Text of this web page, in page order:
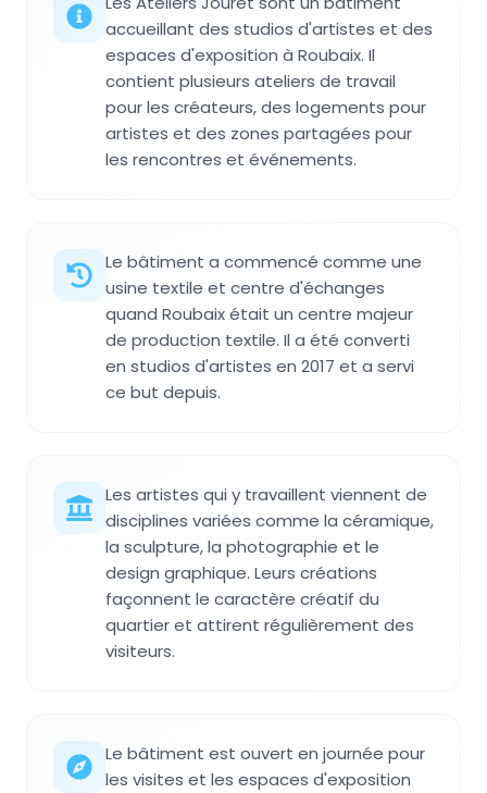
accueillant des studios d'artistes et des
espaces d'exposition à Roubaix. Il
contient plusieurs ateliers de travail
pour les créateurs, des logements pour
artistes et des zones partagées pour
les rencontres et événements.
Le bâtiment a commencé comme une
usine textile et centre d'échanges
quand Roubaix était un centre majeur
de production textile. Il a été converti
en studios d'artistes en 2017 et a servi
ce but depuis.
Les artistes qui y travaillent viennent de
disciplines variées comme la céramique,
la sculpture, la photographie et le
design graphique. Leurs créations
façonnent le caractère créatif du
quartier et attirent régulièrement des
visiteurs.
Le bâtiment est ouvert en journée pour
les visites et les espaces d'exposition